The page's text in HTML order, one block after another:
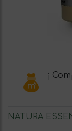
¡
NATURA